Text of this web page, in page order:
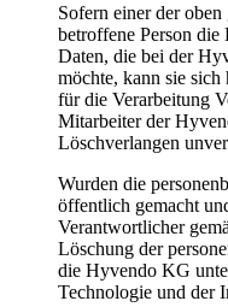
Sofern einer der
betroffene Person die
Daten, die bei der
möchte, kann sie
für die Verarbeitung
Mitarbeiter der
Löschverlangen
Wurden die
öffentlich gemacht
Verantwortlicher
Löschung der
die Hyvendo KG
Technologie und der